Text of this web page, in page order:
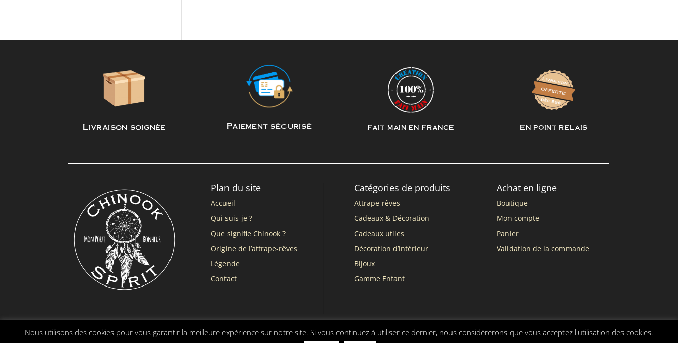
Livraison soignée Paiement sécurisé Fait main en France En point relais
Plan du site
Accueil
Qui suis-je ?
Que signifie Chinook ?
Origine de l’attrape-rêves
Légende
Contact
Catégories de produits
Attrape-rêves
Cadeaux & Décoration
Cadeaux utiles
Décoration d’intérieur
Bijoux
Gamme Enfant
Achat en ligne
Boutique
Mon compte
Panier
Validation de la commande
Chinook Spirit ® | Mentions légales Conditions générales de vente
Nous utilisons des cookies pour vous garantir la meilleure expérience sur notre site. Si vous continuez à utiliser ce dernier, nous considérerons que vous acceptez l'utilisation des cookies.